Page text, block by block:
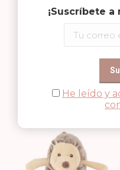
OUT OF STOCK
SONAJERO CIERVA
ELLA
12,95 €
¡Suscríbete
He leído y